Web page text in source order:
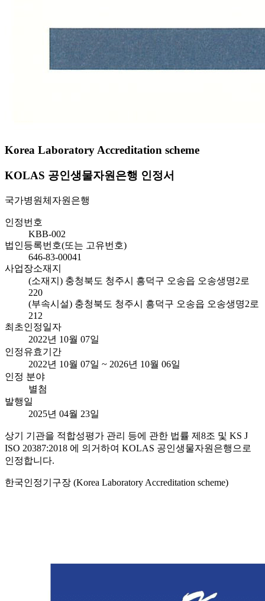
Korea Laboratory Accreditation scheme
KOLAS 공인생물자원은행 인정서
국가병원체자원은행
인정번호
KBB-002
법인등록번호(또는 고유번호)
646-83-00041
사업장소재지
(소재지) 충청북도 청주시 흥덕구 오송읍 오송생명2로
220
(부속시설) 충청북도 청주시 흥덕구 오송읍 오송생명2로
212
최초인정일자
2022년 10월 07일
인정유효기간
2022년 10월 07일 ~ 2026년 10월 06일
인정 분야
별첨
발행일
2025년 04월 23일
상기 기관을 적합성평가 관리 등에 관한 법률 제8조 및 KS J
ISO 20387:2018 에 의거하여 KOLAS 공인생물자원은행으로
인정합니다.
한국인정기구장 (Korea Laboratory Accreditation scheme)